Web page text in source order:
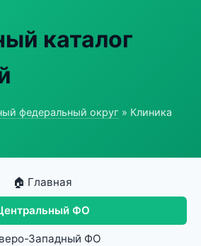
каталог
федеральный округ » Клиника
🏠 Главная
ФО
Западный ФО